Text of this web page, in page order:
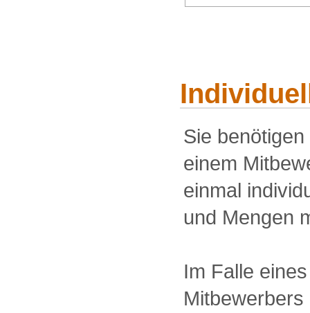
Sie
einem
einmal
und Mengen
Im Falle